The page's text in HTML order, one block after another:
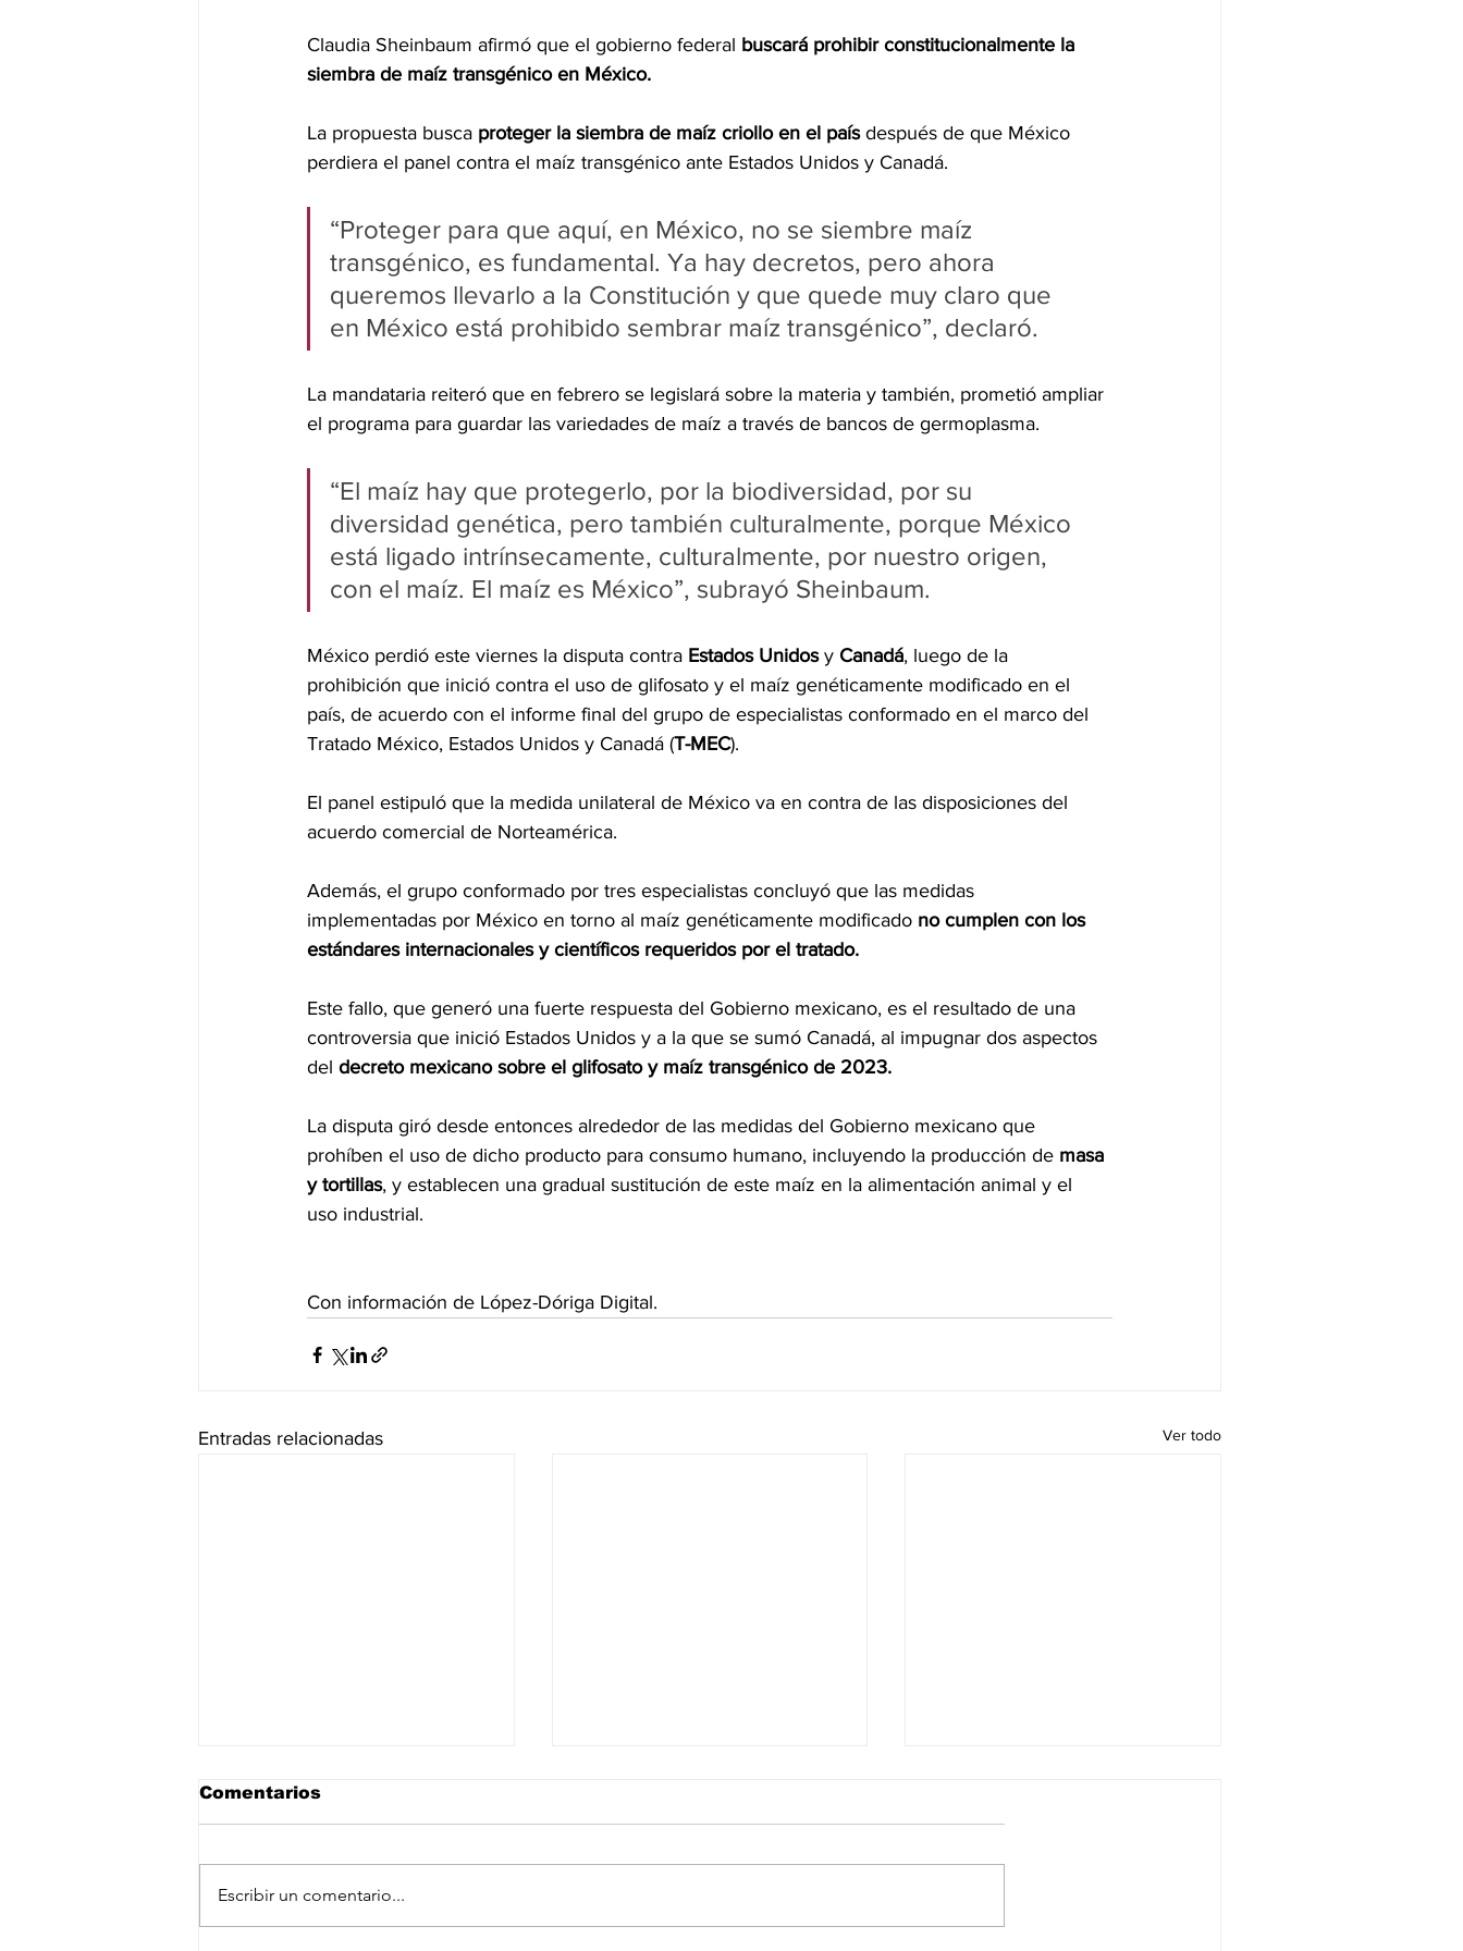
Claudia Sheinbaum afirmó que el gobierno federal buscará prohibir constitucionalmente la
siembra de maíz transgénico en México.
La propuesta busca proteger la siembra de maíz criollo en el país después de que México
perdiera el panel contra el maíz transgénico ante Estados Unidos y Canadá.
“Proteger para que aquí, en México, no se siembre maíz
transgénico, es fundamental. Ya hay decretos, pero ahora
queremos llevarlo a la Constitución y que quede muy claro que
en México está prohibido sembrar maíz transgénico”, declaró.
La mandataria reiteró que en febrero se legislará sobre la materia y también, prometió ampliar
el programa para guardar las variedades de maíz a través de bancos de germoplasma.
“El maíz hay que protegerlo, por la biodiversidad, por su
diversidad genética, pero también culturalmente, porque México
está ligado intrínsecamente, culturalmente, por nuestro origen,
con el maíz. El maíz es México”, subrayó Sheinbaum.
México perdió este viernes la disputa contra Estados Unidos y Canadá, luego de la
prohibición que inició contra el uso de glifosato y el maíz genéticamente modificado en el
país, de acuerdo con el informe final del grupo de especialistas conformado en el marco del
Tratado México, Estados Unidos y Canadá (T-MEC).
El panel estipuló que la medida unilateral de México va en contra de las disposiciones del
acuerdo comercial de Norteamérica.
Además, el grupo conformado por tres especialistas concluyó que las medidas
implementadas por México en torno al maíz genéticamente modificado no cumplen con los
estándares internacionales y científicos requeridos por el tratado.
Este fallo, que generó una fuerte respuesta del Gobierno mexicano, es el resultado de una
controversia que inició Estados Unidos y a la que se sumó Canadá, al impugnar dos aspectos
del decreto mexicano sobre el glifosato y maíz transgénico de 2023.
La disputa giró desde entonces alrededor de las medidas del Gobierno mexicano que
prohíben el uso de dicho producto para consumo humano, incluyendo la producción de masa
y tortillas, y establecen una gradual sustitución de este maíz en la alimentación animal y el
uso industrial.
Con información de López-Dóriga Digital.
Entradas relacionadas Ver todo
Comentarios
Escribir un comentario...